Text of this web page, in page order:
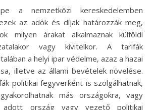
a nemzetközi kereskedelemben
az adók és díjak határozzák meg,
milyen árakat alkalmaznak külföldi
vagy kivitelkor. A tarifák
a helyi ipar védelme, azaz a hazai
illetve az állami bevételek növelése.
politikai fegyverként is szolgálhatnak,
más országokra, vagy
adott ország vagy vezető politikai